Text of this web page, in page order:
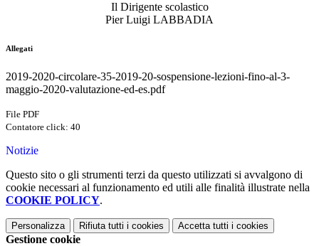
Il Dirigente scolastico
Pier Luigi LABBADIA
Allegati
2019-2020-circolare-35-2019-20-sospensione-lezioni-fino-al-3-
maggio-2020-valutazione-ed-es.pdf
File PDF
Contatore click: 40
Notizie
Questo sito o gli strumenti terzi da questo utilizzati si avvalgono di
cookie necessari al funzionamento ed utili alle finalità illustrate nella
COOKIE POLICY.
Personalizza Rifiuta tutti i cookies Accetta tutti i cookies
Gestione cookie